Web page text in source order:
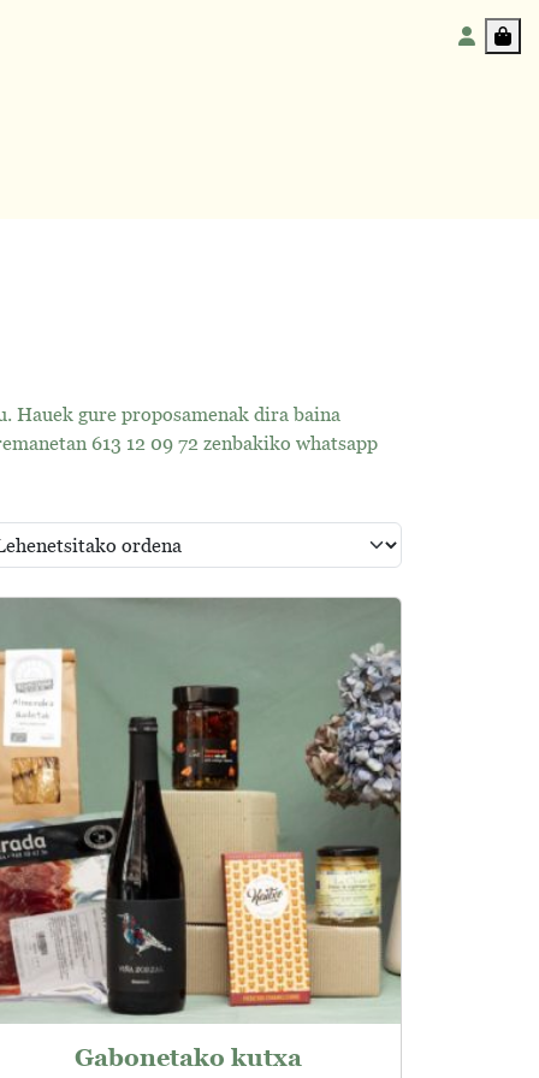
gure proposamenak dira baina
613 12 09 72 zenbakiko whatsapp
Gabonetako kutxa